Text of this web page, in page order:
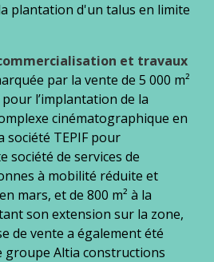
plantation d'un talus en limite
et travaux
par la vente de 5 000 m²
l’implantation de la
cinématographique en
société TEPIF pour
société de services de
à mobilité réduite et
mars, et de 800 m² à la
son extension sur la zone,
de vente a également été
groupe Altia constructions